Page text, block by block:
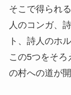
そこで得られ
人のコンガ、
ト、詩人のホ
この5つをそろ
の村への道が